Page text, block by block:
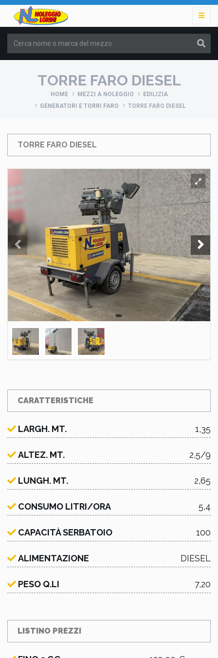
TORRE FARO DIESEL
HOME MEZZI A NOLEGGIO
EDILIZIA
GENERATORI E TORRI FARO
TORRE FARO DIESEL
TORRE FARO DIESEL
CARATTERISTICHE
LARGH. MT. 1,35
ALTEZ. MT. 2,5/9
LUNGH. MT. 2,65
CONSUMO LITRI/ORA 5,4
CAPACITÀ SERBATOIO 100
ALIMENTAZIONE DIESEL
PESO Q.LI 7,20
LISTINO PREZZI